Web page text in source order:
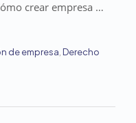
crear empresa …
de empresa Derecho